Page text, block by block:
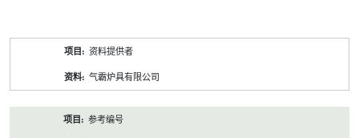
资料提供者
气霸炉具有限公司
参考编号